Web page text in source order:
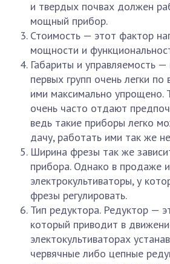
и твердых почвах должен
мощный прибор.
Стоимость — этот фактор
мощности и
Габариты и управляемость
первых групп очень легки по
ими максимально упрощено.
очень часто отдают
ведь такие приборы легко
дачу, работать ими так же
Ширина фрезы так же
прибора. Однако в продаже
электрокультиваторы, у
фрезы регулировать.
Тип редуктора. Редуктор —
который приводит в
электокультиваторах
червячные либо цепные